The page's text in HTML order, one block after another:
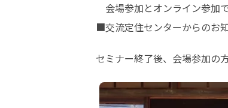
会場参加とオンライン参加
■交流定住センターからのお
セミナー終了後、会場参加の